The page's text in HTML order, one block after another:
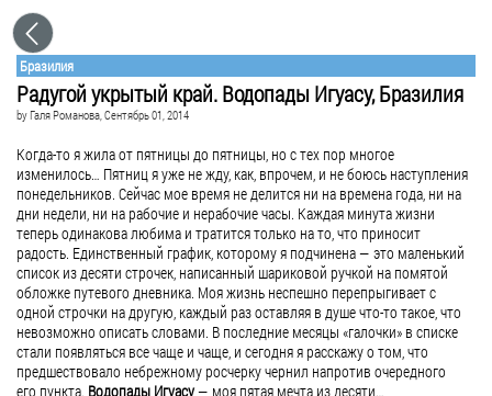
Бразилия
Радугой укрытый край. Водопады Игуасу, Бразилия
byГаля Романова, Сентябрь 01, 2014
Когда-то я жила от пятницы до пятницы, но с тех пор многое
изменилось… Пятниц я уже не жду, как, впрочем, и не боюсь наступления
понедельников. Сейчас мое время не делится ни на времена года, ни на
дни недели, ни на рабочие и нерабочие часы. Каждая минута жизни
теперь одинакова любима и тратится только на то, что приносит
радость. Единственный график, которому я подчинена — это маленький
список из десяти строчек, написанный шариковой ручкой на помятой
обложке путевого дневника. Моя жизнь неспешно перепрыгивает с
одной строчки на другую, каждый раз оставляя в душе что-то такое, что
невозможно описать словами. В последние месяцы «галочки» в списке
стали появляться все чаще и чаще, и сегодня я расскажу о том, что
предшествовало небрежному росчерку чернил напротив очередного
его пункта. Водопады Игуасу— моя пятая мечта из десяти…